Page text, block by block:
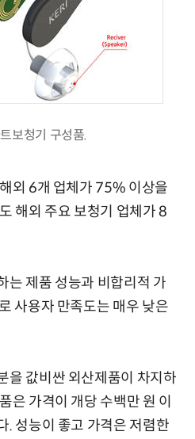
보청기 구성품.
외 6개 업체가 75% 이상을
해외 주요 보청기 업체가 8
는 제품 성능과 비합리적 가
사용자 만족도는 매우 낮은
을 값비싼 외산제품이 차지하
은 가격이 개당 수백만 원 이
. 성능이 좋고 가격은 저렴한